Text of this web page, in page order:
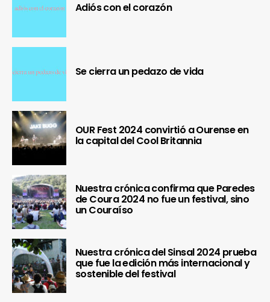
Adiós con el corazón
Se cierra un pedazo de vida
OUR Fest 2024 convirtió a Ourense en
la capital del Cool Britannia
Nuestra crónica confirma que Paredes
de Coura 2024 no fue un festival, sino
un Couraíso
Nuestra crónica del Sinsal 2024 prueba
que fue la edición más internacional y
sostenible del festival